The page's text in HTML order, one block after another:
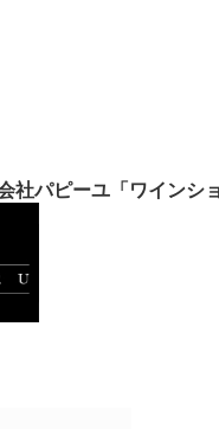
社パピーユ「ワインシ